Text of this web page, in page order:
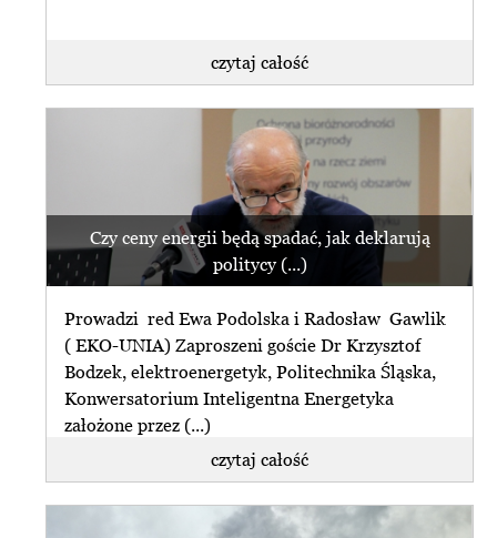
czytaj całość
Czy ceny energii będą spadać, jak deklarują
politycy (...)
Prowadzi red Ewa Podolska i Radosław Gawlik
( EKO-UNIA) Zaproszeni goście Dr Krzysztof
Bodzek, elektroenergetyk, Politechnika Śląska,
Konwersatorium Inteligentna Energetyka
założone przez (...)
czytaj całość